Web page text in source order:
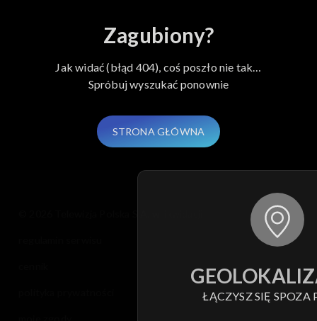
Zagubiony?
Jak widać (błąd 404), coś poszło nie tak…
Spróbuj wyszukać ponownie
STRONA GŁÓWNA
ŁĄCZYSZ SIĘ SPOZA